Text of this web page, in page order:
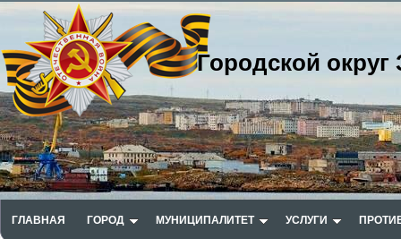
Городской
ГЛАВНАЯ ГОРОД МУНИЦИПАЛИТЕТ УСЛУГИ